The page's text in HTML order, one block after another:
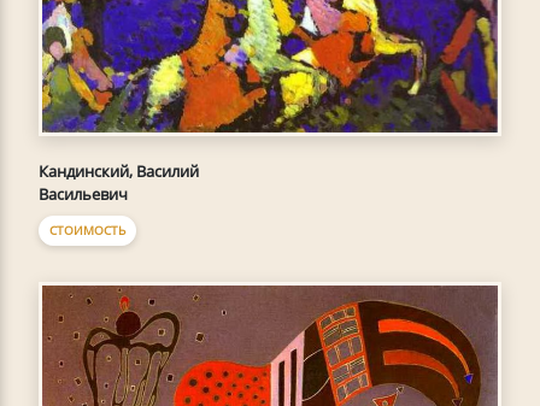
Кандинский, Василий
Васильевич
СТОИМОСТЬ